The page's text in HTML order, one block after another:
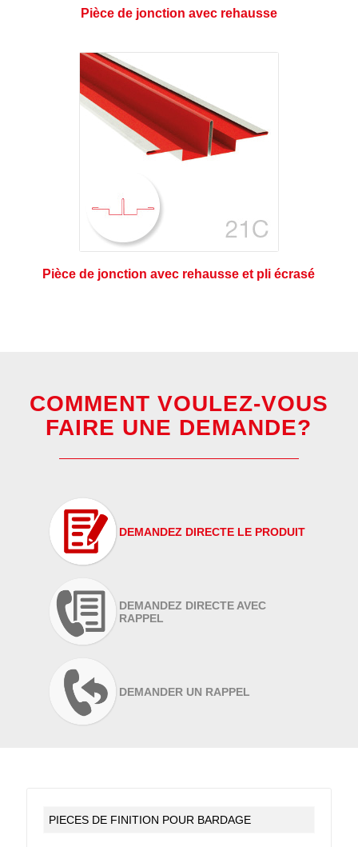
Pièce de jonction avec rehausse
Pièce de jonction avec rehausse et pli écrasé
COMMENT VOULEZ-VOUS
FAIRE UNE DEMANDE?
DEMANDEZ DIRECTE LE PRODUIT
DEMANDEZ DIRECTE AVEC
RAPPEL
DEMANDER UN RAPPEL